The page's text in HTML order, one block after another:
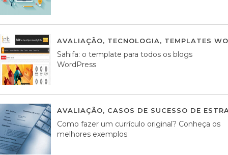
AVALIAÇÃO, TECNOLOGIA, TEMPLATES
Sahifa: o template para todos os blogs
WordPress
AVALIAÇÃO, CASOS DE SUCESSO DE
Como fazer um currículo original? Conheça os
melhores exemplos